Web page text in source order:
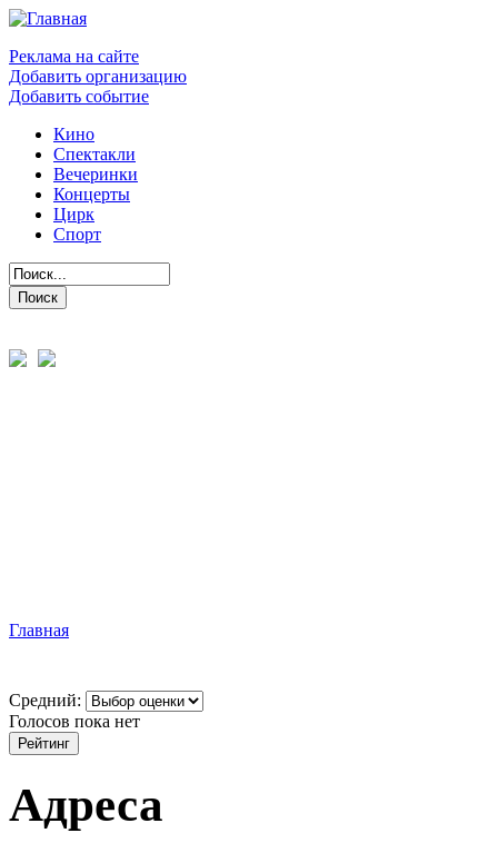
Реклама на сайте
Добавить организацию
Добавить событие
Кино
Спектакли
Вечеринки
Концерты
Цирк
Спорт
Главная
Средний:
Голосов пока нет
Адреса